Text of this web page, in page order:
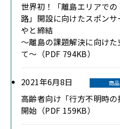
世界初！「離島エリアで
路」開設に向けたスポン
やと締結
～離島の課題解決に向け
て～（PDF 794KB）
2021年6月8日 商品
高齢者向け「行方不明時
開始（PDF 159KB）